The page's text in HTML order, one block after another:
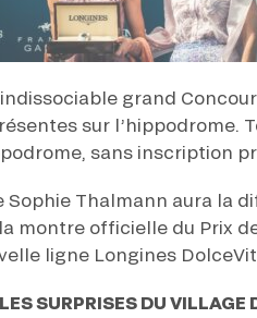
grand
sur l’hippodrome.
sans inscription
Sophie Thalmann aura la
montre officielle du Prix
ligne Longines
LES SURPRISES DU VILLAGE